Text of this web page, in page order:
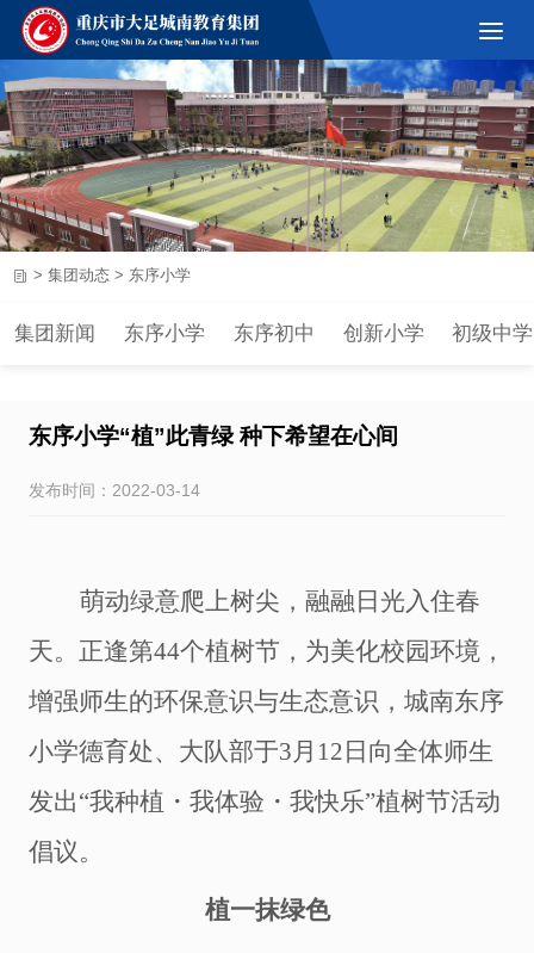
集团新闻 东序小学 东序初中 创新小学 初级中学
> 集团动态> 东序小学
东序小学“植”此青绿 种下希望在心间
发布时间：2022-03-14
萌动绿意爬上树尖，融融日光入住春
天。正逢第44个植树节，为美化校园环境，
增强师生的环保意识与生态意识 ， 城南东序
小学德育处、大队部于3月12日向全体师生
发出“我种植 ・ 我体验 ・ 我快乐”植树节活动
倡议。
植一抹绿色